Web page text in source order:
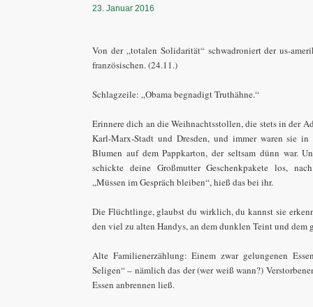
23. Januar 2016
Von der „totalen Solidarität“ schwadroniert der us-
französischen. (24.11.)
Schlagzeile: „Obama begnadigt Truthähne.“
Erinnere dich an die Weihnachtsstollen, die stets in der
Karl-Marx-Stadt und Dresden, und immer waren sie
Blumen auf dem Pappkarton, der seltsam dünn war.
schickte deine Großmutter Geschenkpakete los,
„Müssen im Gespräch bleiben“, hieß das bei ihr.
Die Flüchtlinge, glaubst du wirklich, du kannst sie
den viel zu alten Handys, an dem dunklen Teint und dem
Alte Familienerzählung: Einem zwar gelungenen
Seligen“ – nämlich das der (wer weiß wann?)
Essen anbrennen ließ.